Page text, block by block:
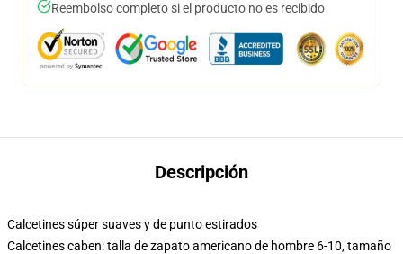
Reembolso completo si el producto no es recibido
Descripción
Calcetines súper suaves y de punto estirados
Calcetines caben: talla de zapato americano de hombre 6-10, tamaño